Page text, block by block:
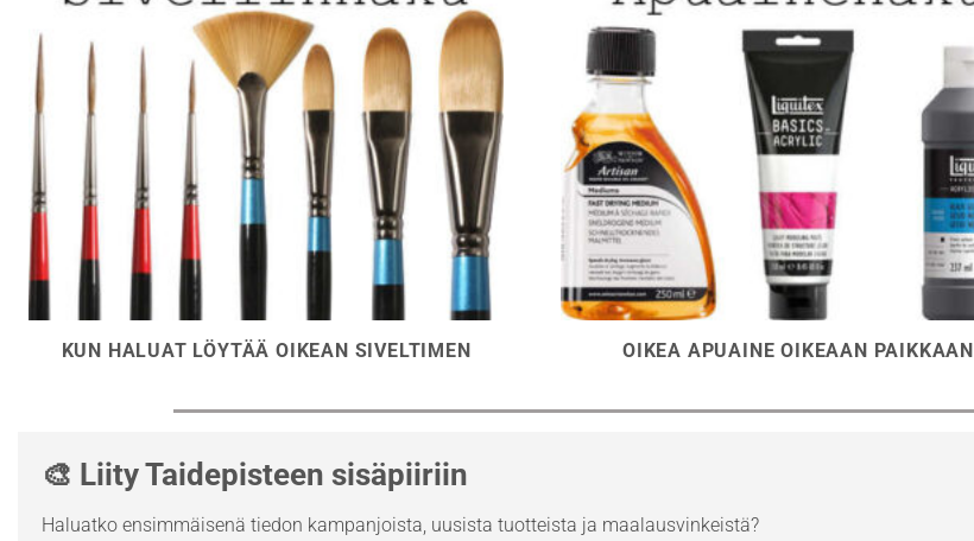
KUN HALUAT LÖYTÄÄ OIKEAN SIVELTIMEN OIKEA APUAINE OIKEAAN PAIKKAAN
🎨 Liity Taidepisteen sisäpiiriin
Haluatko ensimmäisenä tiedon kampanjoista, uusista tuotteista ja maalausvinkeistä?